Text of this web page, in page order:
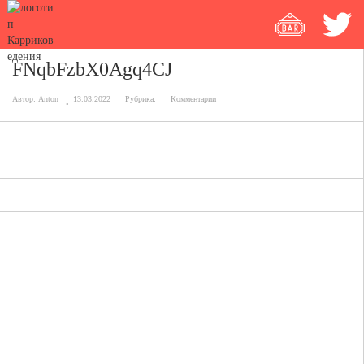
FNqbFzbX0Agq4CJ
Автор: Anton 13.03.2022 Рубрика: Комментарии